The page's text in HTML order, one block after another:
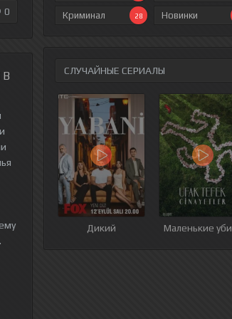
Криминал 28 Новинки
СЛУЧАЙНЫЕ СЕРИАЛЫ
Дикий
0